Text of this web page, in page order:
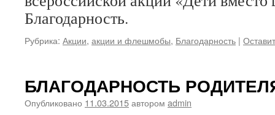
Благодарность.
Рубрика: Акции, акции и флешмобы, Благодарность |
БЛАГОДАРНОСТЬ
Опубликовано 11.03.2015автором admin